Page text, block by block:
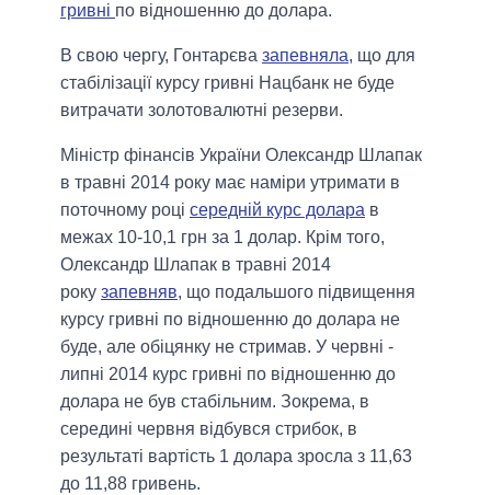
гривні по відношенню до долара.
В свою чергу, Гонтарєва запевняла, що для
стабілізації курсу гривні Нацбанк не буде
витрачати золотовалютні резерви.
Міністр фінансів України Олександр Шлапак
в травні 2014 року має наміри утримати в
поточному році середній курс долара в
межах 10-10,1 грн за 1 долар. Крім того,
Олександр Шлапак в травні 2014
року запевняв, що подальшого підвищення
курсу гривні по відношенню до долара не
буде, але обіцянку не стримав. У червні -
липні 2014 курс гривні по відношенню до
долара не був стабільним. Зокрема, в
середині червня відбувся стрибок, в
результаті вартість 1 долара зросла з 11,63
до 11,88 гривень.